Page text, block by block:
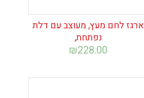
ארגז לחם מעץ, מעוצב עם דלת
נפתחת,
₪228.00